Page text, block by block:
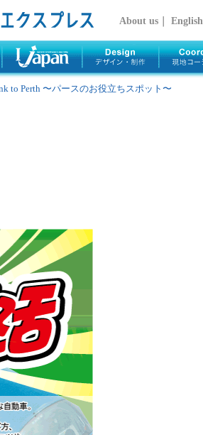
About us｜ English
to Perth 〜パースのお役立ちスポット〜